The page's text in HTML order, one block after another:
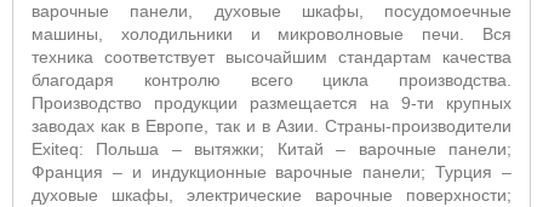
варочные панели, духовые шкафы, посудомоечные
машины, холодильники и микроволновые печи. Вся
техника соответствует высочайшим стандартам качества
благодаря контролю всего цикла производства.
Производство продукции размещается на 9-ти крупных
заводах как в Европе, так и в Азии. Страны-производители
Exiteq: Польша – вытяжки; Китай – варочные панели;
Франция – и индукционные варочные панели; Турция –
духовые шкафы, электрические варочные поверхности;